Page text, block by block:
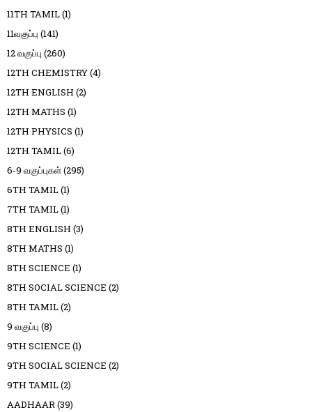
11TH TAMIL(1)
11வகுப்பு (141)
12 வகுப்பு (260)
12TH CHEMISTRY(4)
12TH ENGLISH (2)
12TH MATHS (1)
12TH PHYSICS (1)
12TH TAMIL(6)
6-9 வகுப்புகள்(295)
6TH TAMIL(1)
7TH TAMIL(1)
8TH ENGLISH (3)
8TH MATHS (1)
8TH SCIENCE (1)
8TH SOCIAL SCIENCE (2)
8TH TAMIL(2)
9 வகுப்பு (8)
9TH SCIENCE (1)
9TH SOCIAL SCIENCE (2)
9TH TAMIL(2)
AADHAAR(39)